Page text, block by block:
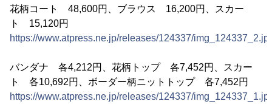
花柄コート 48,600円、ブラウス 16,200円、スカー
ト 15,120円
https://www.atpress.ne.jp/releases/124337/
バンダナ 各4,212円、花柄トップ 各7,452円、スカー
ト 各10,692円、ボーダー柄ニットトップ 各7,452円
https://www.atpress.ne.jp/releases/124337/